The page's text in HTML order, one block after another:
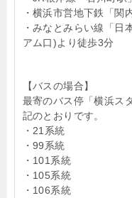
・横浜市営地下鉄「関
・みなとみらい線「日
アム口)より徒歩3分
【バスの場合】
最寄のバス停「横浜ス
記のとおりです。
・21系統
・99系統
・101系統
・105系統
・106系統